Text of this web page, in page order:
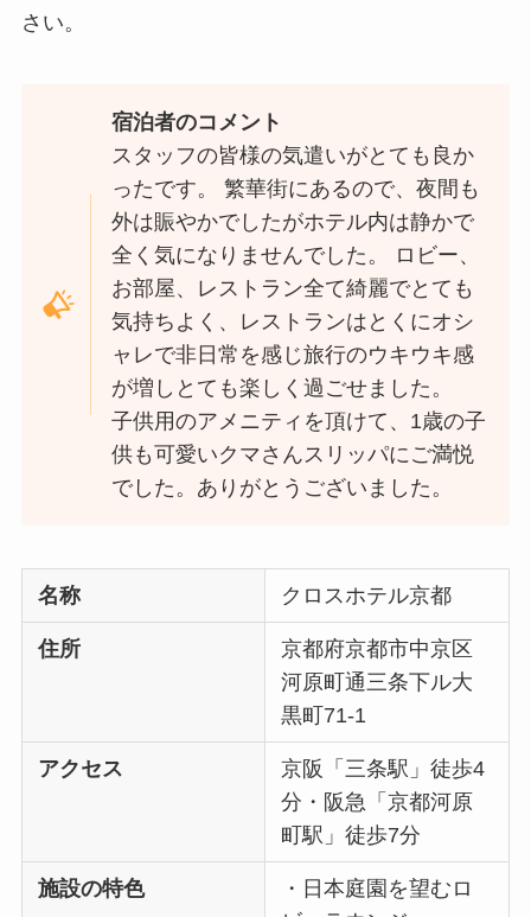
さい。
宿泊者のコメント
スタッフの皆様の気遣いがとても良か
ったです。 繁華街にあるので、夜間も
外は賑やかでしたがホテル内は静かで
全く気になりませんでした。 ロビー、
お部屋、レストラン全て綺麗でとても
気持ちよく、レストランはとくにオシ
ャレで非日常を感じ旅行のウキウキ感
が増しとても楽しく過ごせました。
子供用のアメニティを頂けて、1歳の子
供も可愛いクマさんスリッパにご満悦
でした。ありがとうございました。
名称 クロスホテル京都
住所
京都府京都市中京区
河原町通三条下ル大
黒町71-1
アクセス
京阪「三条駅」徒歩4
分・阪急「京都河原
町駅」徒歩7分
施設の特色
・日本庭園を望むロ